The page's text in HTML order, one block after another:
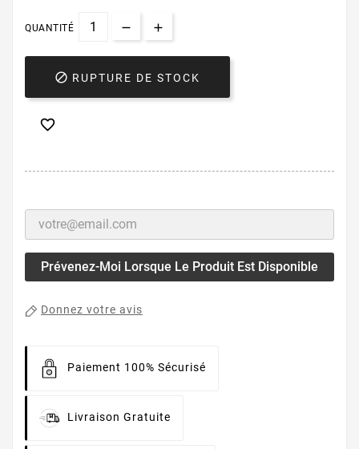
QUANTITÉ
 RUPTURE DE STOCK

Prévenez-Moi Lorsque Le Produit Est Disponible
Donnez votre avis
Paiement 100% Sécurisé
Livraison Gratuite